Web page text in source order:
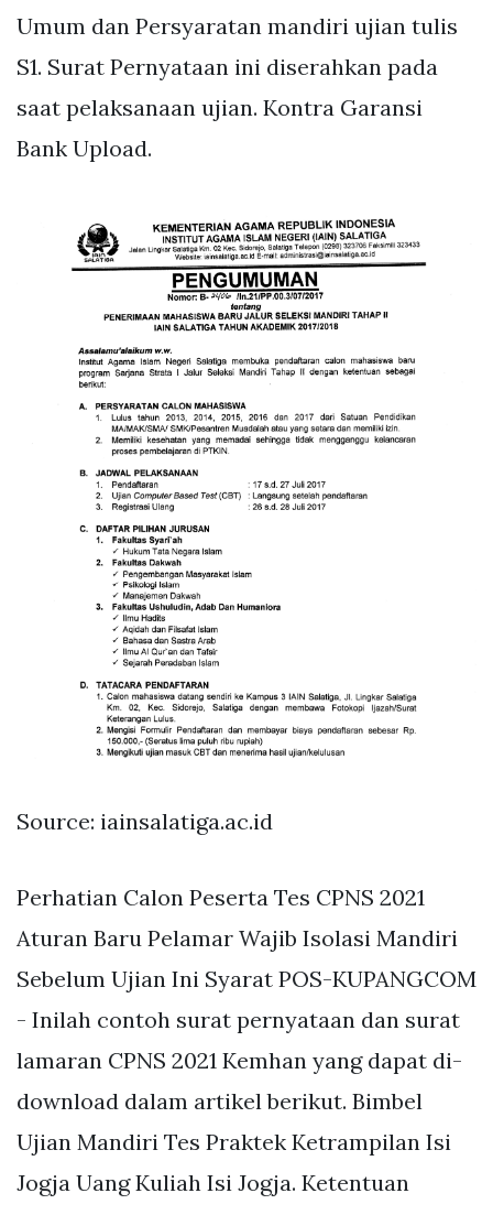
Umum dan Persyaratan mandiri ujian tulis
S1. Surat Pernyataan ini diserahkan pada
saat pelaksanaan ujian. Kontra Garansi
Bank Upload.
Source: iainsalatiga.ac.id
Perhatian Calon Peserta Tes CPNS 2021
Aturan Baru Pelamar Wajib Isolasi Mandiri
Sebelum Ujian Ini Syarat POS-KUPANGCOM
- Inilah contoh surat pernyataan dan surat
lamaran CPNS 2021 Kemhan yang dapat di-
download dalam artikel berikut. Bimbel
Ujian Mandiri Tes Praktek Ketrampilan Isi
Jogja Uang Kuliah Isi Jogja. Ketentuan